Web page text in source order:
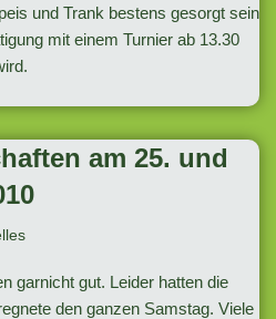
und Trank bestens gesorgt sein
mit einem Turnier ab 13.30
am 25. und
garnicht gut. Leider hatten die
den ganzen Samstag. Viele